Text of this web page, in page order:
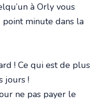
à Orly vous
minute dans la
! Ce qui est de plus
jours !
ne pas payer le